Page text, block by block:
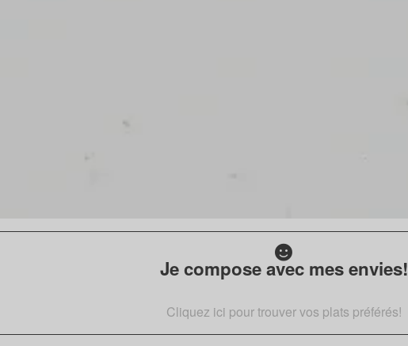
Je compose avec mes envies!
Cliquez ici pour trouver vos plats préférés!